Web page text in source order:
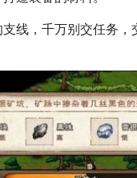
线，千万别交任务，